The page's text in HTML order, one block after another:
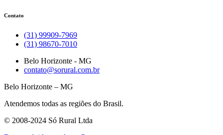
Contato
(31) 99909-7969
(31) 98670-7010
Belo Horizonte - MG
contato@sorural.com.br
Belo Horizonte – MG
Atendemos todas as regiões do Brasil.
© 2008-2024 Só Rural Ltda